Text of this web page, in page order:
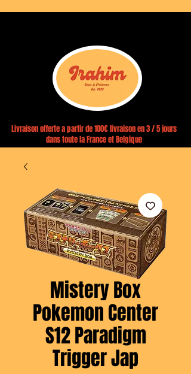
Livraison offerte a partir de 100€ livraison en 3 / 5 jours
dans toute la France et Belgique
Mistery Box
Pokemon Center
S12 Paradigm
Trigger Jap